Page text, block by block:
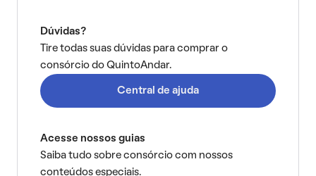
Dúvidas?
Tire todas suas dúvidas para comprar o
consórcio do QuintoAndar.
Central de ajuda
Acesse nossos guias
Saiba tudo sobre consórcio com nossos
conteúdos especiais.